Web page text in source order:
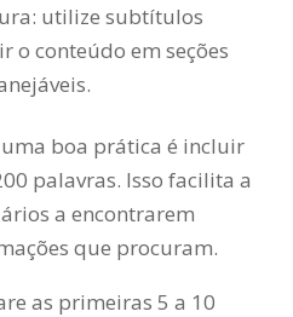
utilize subtítulos
o conteúdo em seções
boa prática é incluir
palavras. Isso facilita a
a encontrarem
que procuram.
as primeiras 5 a 10